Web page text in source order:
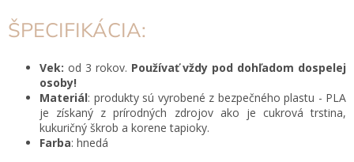
ŠPECIFIKÁCIA:
Vek: od 3 rokov. Používať vždy pod dohľadom dospelej
osoby!
Materiál: produkty sú vyrobené z bezpečného plastu - PLA
je získaný z prírodných zdrojov ako je cukrová trstina,
kukuričný škrob a korene tapioky.
Farba: hnedá